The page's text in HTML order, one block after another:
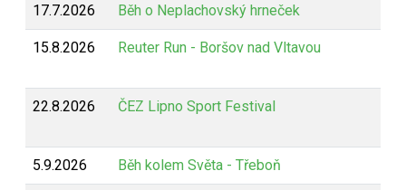
17.7.2026 Běh o Neplachovský hrneček
15.8.2026 Reuter Run - Boršov nad Vltavou
22.8.2026 ČEZ Lipno Sport Festival
5.9.2026 Běh kolem Světa - Třeboň